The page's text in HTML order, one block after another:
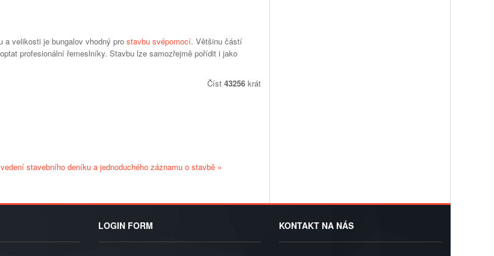
a velikosti je bungalov vhodný pro stavbu svépomocí. Většinu částí
profesionální řemeslníky. Stavbu lze samozřejmě pořídit i jako
Číst 43256 krát
stavebního deníku a jednoduchého záznamu o stavbě »
LOGIN FORM KONTAKT NA NÁS